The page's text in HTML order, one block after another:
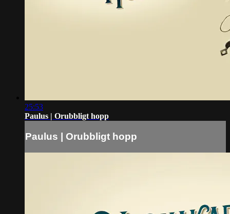
25:53
Paulus | Orubbligt hopp
Paulus | Orubbligt hopp